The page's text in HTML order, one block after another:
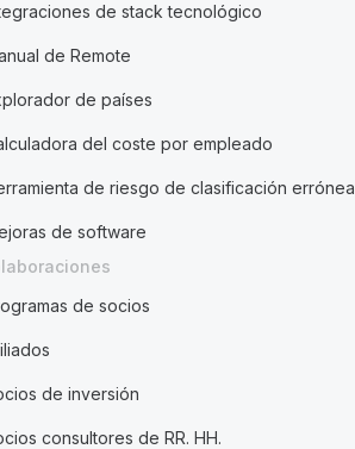
de stack tecnológico
de Remote
de países
del coste por empleado
de riesgo de clasificación errónea
de software
de socios
de inversión
consultores de RR. HH.